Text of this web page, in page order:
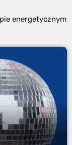
energetycznym